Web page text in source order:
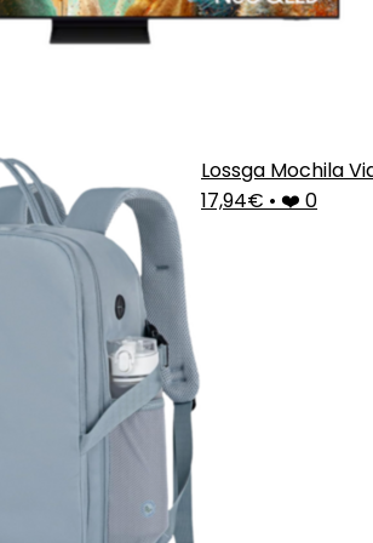
Lossga Mochila
17,94€ • ❤️ 0